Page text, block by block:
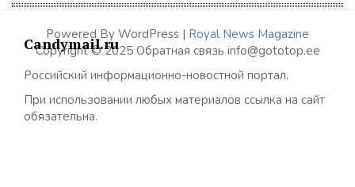
Candymail.ru
Российский информационно-новостной портал.
При использовании любых материалов ссылка на сайт
обязательна.
Powered By WordPress | Royal News Magazine
Copyright © 2025 Обратная связь info@gototop.ee